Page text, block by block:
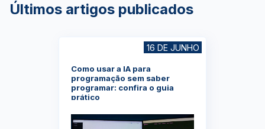
Últimos artigos publicados
Como usar a IA para
programação sem saber
programar: confira o guia
prático
16 DE JUNHO